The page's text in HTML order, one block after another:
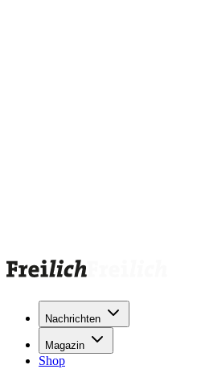
Nachrichten
Magazin
Shop